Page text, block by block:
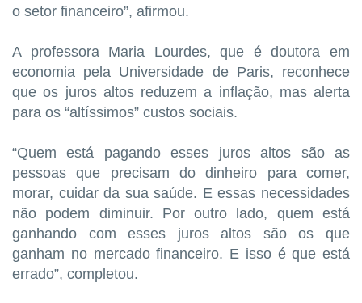
o setor financeiro”, afirmou.
A professora Maria Lourdes, que é doutora em
economia pela Universidade de Paris, reconhece
que os juros altos reduzem a inflação, mas alerta
para os “altíssimos” custos sociais.
“Quem está pagando esses juros altos são as
pessoas que precisam do dinheiro para comer,
morar, cuidar da sua saúde. E essas necessidades
não podem diminuir. Por outro lado, quem está
ganhando com esses juros altos são os que
ganham no mercado financeiro. E isso é que está
errado”, completou.